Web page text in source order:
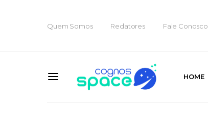
Quem Somos Redatores Fale Conosco
HOME